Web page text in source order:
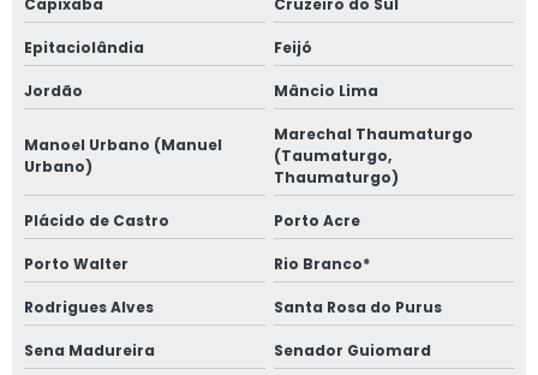
Capixaba Cruzeiro do Sul
Epitaciolândia Feijó
Jordão Mâncio Lima
Manoel Urbano (Manuel
Urbano)
Marechal Thaumaturgo
(Taumaturgo,
Thaumaturgo)
Plácido de Castro Porto Acre
Porto Walter Rio Branco*
Rodrigues Alves Santa Rosa do Purus
Sena Madureira Senador Guiomard